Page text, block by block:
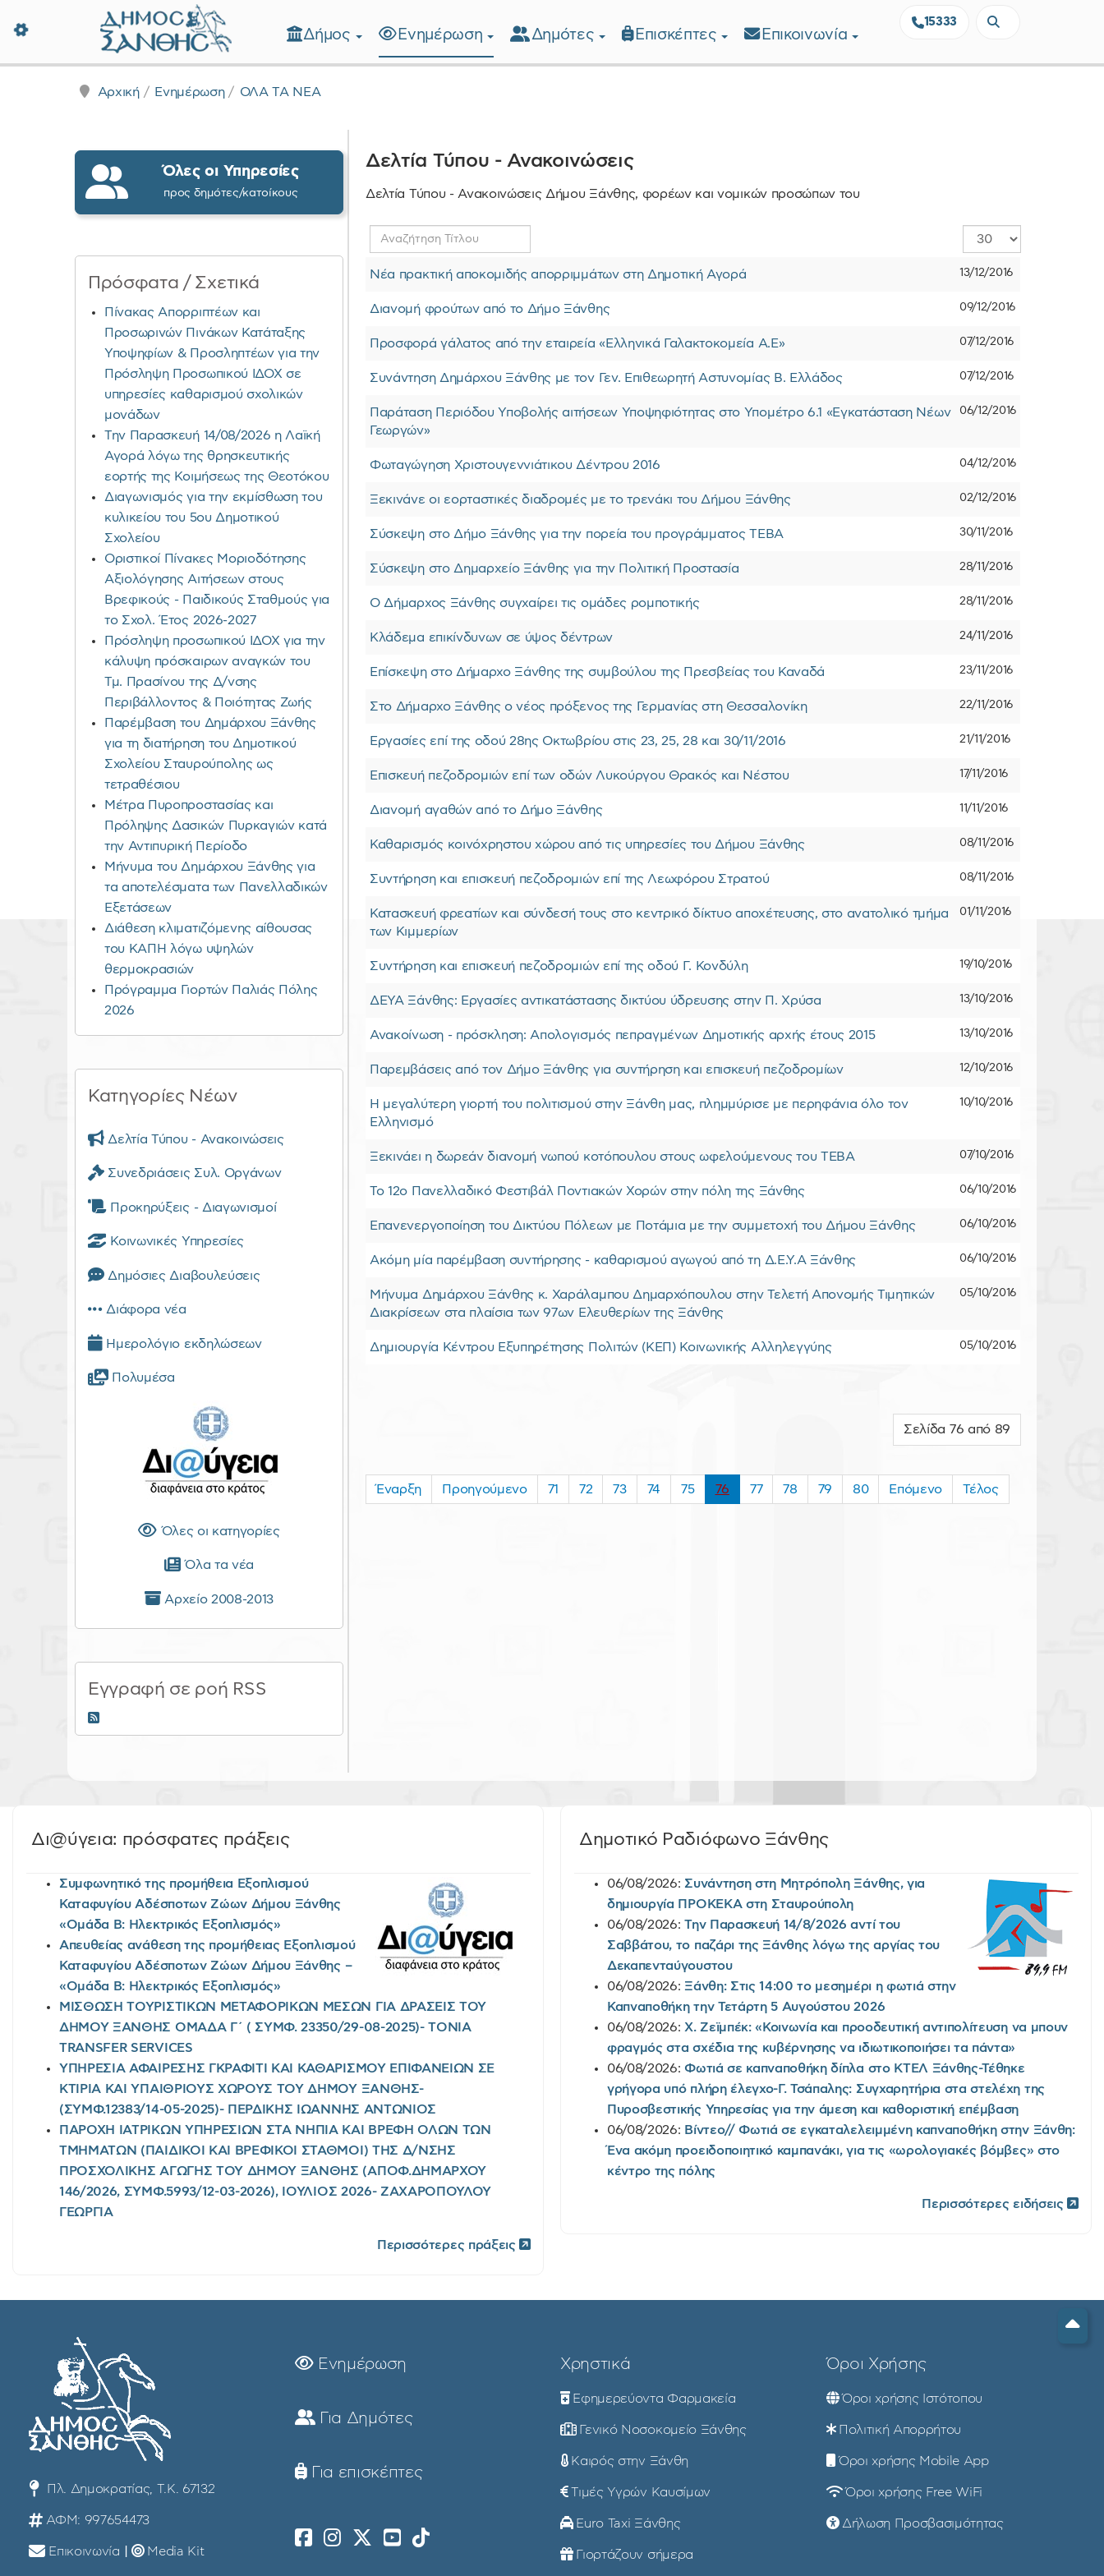
Δήμος Ξάνθης - Επίσημη Ιστοσελίδα
15333
Δήμος Ενημέρωση Δημότες Επισκέπτες Επικοινωνία
Αρχική Ενημέρωση ΟΛΑ ΤΑ ΝΕΑ
Δελτία Τύπου - Ανακοινώσεις
Δελτία Τύπου - Ανακοινώσεις Δήμου Ξάνθης, φορέων και νομικών προσώπων του
Αναζήτηση
Τίτλου
Εμφάνιση
#
Νέα πρακτική αποκομιδής απορριμμάτων στη Δημοτική Αγορά
13/12/2016
Διανομή φρούτων από το Δήμο Ξάνθης 09/12/2016
Προσφορά γάλατος από την εταιρεία «Ελληνικά Γαλακτοκομεία Α.Ε» 07/12/2016
Συνάντηση Δημάρχου Ξάνθης με τον Γεν. Επιθεωρητή Αστυνομίας Β. Ελλάδος 07/12/2016
Παράταση Περιόδου Υποβολής αιτήσεων Υποψηφιότητας στο Υπομέτρο 6.1 «Εγκατάσταση Νέων
Γεωργών»
06/12/2016
Φωταγώγηση Χριστουγεννιάτικου Δέντρου 2016 04/12/2016
Ξεκινάνε οι εορταστικές διαδρομές με το τρενάκι του Δήμου Ξάνθης 02/12/2016
Σύσκεψη στο Δήμο Ξάνθης για την πορεία του προγράμματος ΤΕΒΑ 30/11/2016
Σύσκεψη στο Δημαρχείο Ξάνθης για την Πολιτική Προστασία 28/11/2016
Ο Δήμαρχος Ξάνθης συγχαίρει τις ομάδες ρομποτικής 28/11/2016
Κλάδεμα επικίνδυνων σε ύψος δέντρων 24/11/2016
Επίσκεψη στο Δήμαρχο Ξάνθης της συμβούλου της Πρεσβείας του Καναδά 23/11/2016
Στο Δήμαρχο Ξάνθης ο νέος πρόξενος της Γερμανίας στη Θεσσαλονίκη 22/11/2016
Εργασίες επί της οδού 28ης Οκτωβρίου στις 23, 25, 28 και 30/11/2016 21/11/2016
Επισκευή πεζοδρομιών επί των οδών Λυκούργου Θρακός και Νέστου 17/11/2016
Διανομή αγαθών από το Δήμο Ξάνθης 11/11/2016
Καθαρισμός κοινόχρηστου χώρου από τις υπηρεσίες του Δήμου Ξάνθης 08/11/2016
Συντήρηση και επισκευή πεζοδρομιών επί της Λεωφόρου Στρατού 08/11/2016
Κατασκευή φρεατίων και σύνδεσή τους στο κεντρικό δίκτυο αποχέτευσης, στο ανατολικό τμήμα
των Κιμμερίων
01/11/2016
Συντήρηση και επισκευή πεζοδρομιών επί της οδού Γ. Κονδύλη 19/10/2016
ΔΕΥΑ Ξάνθης: Εργασίες αντικατάστασης δικτύου ύδρευσης στην Π. Χρύσα 13/10/2016
Ανακοίνωση - πρόσκληση: Απολογισμός πεπραγμένων Δημοτικής αρχής έτους 2015 13/10/2016
Παρεμβάσεις από τον Δήμο Ξάνθης για συντήρηση και επισκευή πεζοδρομίων 12/10/2016
Η μεγαλύτερη γιορτή του πολιτισμού στην Ξάνθη μας, πλημμύρισε με περηφάνια όλο τον
Ελληνισμό
10/10/2016
Ξεκινάει η δωρεάν διανομή νωπού κοτόπουλου στους ωφελούμενους του ΤΕΒΑ 07/10/2016
Το 12ο Πανελλαδικό Φεστιβάλ Ποντιακών Χορών στην πόλη της Ξάνθης 06/10/2016
Επανενεργοποίηση του Δικτύου Πόλεων με Ποτάμια με την συμμετοχή του Δήμου Ξάνθης 06/10/2016
Ακόμη μία παρέμβαση συντήρησης - καθαρισμού αγωγού από τη Δ.Ε.Υ.Α Ξάνθης 06/10/2016
Μήνυμα Δημάρχου Ξάνθης κ. Χαράλαμπου Δημαρχόπουλου στην Τελετή Απονομής Τιμητικών
Διακρίσεων στα πλαίσια των 97ων Ελευθερίων της Ξάνθης
05/10/2016
Δημιουργία Κέντρου Εξυπηρέτησης Πολιτών (ΚΕΠ) Κοινωνικής Αλληλεγγύης 05/10/2016
Σελίδα 76 από 89
Έναρξη Προηγούμενο 71 72 73 74 75 76 77 78 79 80 Επόμενο Τέλος
Όλες οι Υπηρεσίες
προς δημότες/κατοίκους
Πρόσφατα / Σχετικά
Πίνακας Απορριπτέων και
Προσωρινών Πινάκων Κατάταξης
Υποψηφίων & Προσληπτέων για την
Πρόσληψη Προσωπικού ΙΔΟΧ σε
υπηρεσίες καθαρισμού σχολικών
μονάδων
Την Παρασκευή 14/08/2026 η Λαϊκή
Αγορά λόγω της θρησκευτικής
εορτής της Κοιμήσεως της Θεοτόκου
Διαγωνισμός για την εκμίσθωση του
κυλικείου του 5ου Δημοτικού
Σχολείου
Οριστικοί Πίνακες Μοριοδότησης
Αξιολόγησης Αιτήσεων στους
Βρεφικούς - Παιδικούς Σταθμούς για
το Σχολ. Έτος 2026-2027
Πρόσληψη προσωπικού ΙΔΟΧ για την
κάλυψη πρόσκαιρων αναγκών του
Τμ. Πρασίνου της Δ/νσης
Περιβάλλοντος & Ποιότητας Ζωής
Παρέμβαση του Δημάρχου Ξάνθης
για τη διατήρηση του Δημοτικού
Σχολείου Σταυρούπολης ως
τετραθέσιου
Μέτρα Πυροπροστασίας και
Πρόληψης Δασικών Πυρκαγιών κατά
την Αντιπυρική Περίοδο
Μήνυμα του Δημάρχου Ξάνθης για
τα αποτελέσματα των Πανελλαδικών
Εξετάσεων
Διάθεση κλιματιζόμενης αίθουσας
του ΚΑΠΗ λόγω υψηλών
θερμοκρασιών
Πρόγραμμα Γιορτών Παλιάς Πόλης
2026
Κατηγορίες Νέων
Δελτία Τύπου - Ανακοινώσεις
Συνεδριάσεις Συλ. Οργάνων
Προκηρύξεις - Διαγωνισμοί
Κοινωνικές Υπηρεσίες
Δημόσιες Διαβουλεύσεις
Διάφορα νέα
Ημερολόγιο εκδηλώσεων
Πολυμέσα
Όλες οι κατηγορίες
Όλα τα νέα
Αρχείο 2008-2013
Εγγραφή σε ροή RSS
RSS 2.0
Δι@ύγεια: πρόσφατες πράξεις
Συμφωνητικό της προμήθεια Εξοπλισμού
Καταφυγίου Αδέσποτων Ζώων Δήμου Ξάνθης
«Ομάδα Β: Ηλεκτρικός Εξοπλισμός»
Απευθείας ανάθεση της προμήθειας Εξοπλισμού
Καταφυγίου Αδέσποτων Ζώων Δήμου Ξάνθης –
«Ομάδα Β: Ηλεκτρικός Εξοπλισμός»
ΜΙΣΘΩΣΗ ΤΟΥΡΙΣΤΙΚΩΝ ΜΕΤΑΦΟΡΙΚΩΝ ΜΕΣΩΝ ΓΙΑ ΔΡΑΣΕΙΣ ΤΟΥ
ΔΗΜΟΥ ΞΑΝΘΗΣ ΟΜΑΔΑ Γ΄ ( ΣΥΜΦ. 23350/29-08-2025)- TONIA
TRANSFER SERVICES
ΥΠΗΡΕΣΙΑ ΑΦΑΙΡΕΣΗΣ ΓΚΡΑΦΙΤΙ ΚΑΙ ΚΑΘΑΡΙΣΜΟΥ ΕΠΙΦΑΝΕΙΩΝ ΣΕ
ΚΤΙΡΙΑ ΚΑΙ ΥΠΑΙΘΡΙΟΥΣ ΧΩΡΟΥΣ ΤΟΥ ΔΗΜΟΥ ΞΑΝΘΗΣ-
(ΣΥΜΦ.12383/14-05-2025)- ΠΕΡΔΙΚΗΣ ΙΩΑΝΝΗΣ ΑΝΤΩΝΙΟΣ
ΠΑΡΟΧΗ ΙΑΤΡΙΚΩΝ ΥΠΗΡΕΣΙΩΝ ΣΤΑ ΝΗΠΙΑ ΚΑΙ ΒΡΕΦΗ ΟΛΩΝ ΤΩΝ
ΤΜΗΜΑΤΩΝ (ΠΑΙΔΙΚΟΙ ΚΑΙ ΒΡΕΦΙΚΟΙ ΣΤΑΘΜΟΙ) ΤΗΣ Δ/ΝΣΗΣ
ΠΡΟΣΧΟΛΙΚΗΣ ΑΓΩΓΗΣ ΤΟΥ ΔΗΜΟΥ ΞΑΝΘΗΣ (ΑΠΟΦ.ΔΗΜΑΡΧΟΥ
146/2026, ΣΥΜΦ.5993/12-03-2026), ΙΟΥΛΙΟΣ 2026- ΖΑΧΑΡΟΠΟΥΛΟΥ
ΓΕΩΡΓΙΑ
Περισσότερες πράξεις
Δημοτικό Ραδιόφωνο Ξάνθης
06/08/2026: Συνάντηση στη Μητρόπολη Ξάνθης, για
δημιουργία ΠΡΟΚΕΚΑ στη Σταυρούπολη
06/08/2026:Την Παρασκευή 14/8/2026 αντί του
Σαββάτου, το παζάρι της Ξάνθης λόγω της αργίας του
Δεκαπενταύγουστου
06/08/2026: Ξάνθη: Στις 14:00 το μεσημέρι η φωτιά στην
Καπναποθήκη την Τετάρτη 5 Αυγούστου 2026
06/08/2026: Χ. Ζεϊμπέκ: «Κοινωνία και προοδευτική αντιπολίτευση να μπουν
φραγμός στα σχέδια της κυβέρνησης να ιδιωτικοποιήσει τα πάντα»
06/08/2026: Φωτιά σε καπναποθήκη δίπλα στο ΚΤΕΛ Ξάνθης-Τέθηκε
γρήγορα υπό πλήρη έλεγχο-Γ. Τσάπαλης: Συγχαρητήρια στα στελέχη της
Πυροσβεστικής Υπηρεσίας για την άμεση και καθοριστική επέμβαση
06/08/2026: Βίντεο// Φωτιά σε εγκαταλελειμμένη καπναποθήκη στην Ξάνθη:
Ένα ακόμη προειδοποιητικό καμπανάκι, για τις «ωρολογιακές βόμβες» στο
κέντρο της πόλης
Περισσότερες ειδήσεις
Πλ. Δημοκρατίας, Τ.Κ. 67132
ΑΦΜ: 997654473
Επικοινωνία Media Kit
Ενημέρωση
Για Δημότες
Για επισκέπτες
Χρηστικά
Εφημερεύοντα Φαρμακεία
Γενικό Νοσοκομείο Ξάνθης
Καιρός στην Ξάνθη
Τιμές Υγρών Καυσίμων
Euro Taxi Ξάνθης
Γιορτάζουν σήμερα
Όροι Χρήσης
Όροι χρήσης Ιστότοπου
Πολιτική Απορρήτου
Όροι χρήσης Mobile App
Όροι χρήσης Free WiFi
Δήλωση Προσβασιμότητας